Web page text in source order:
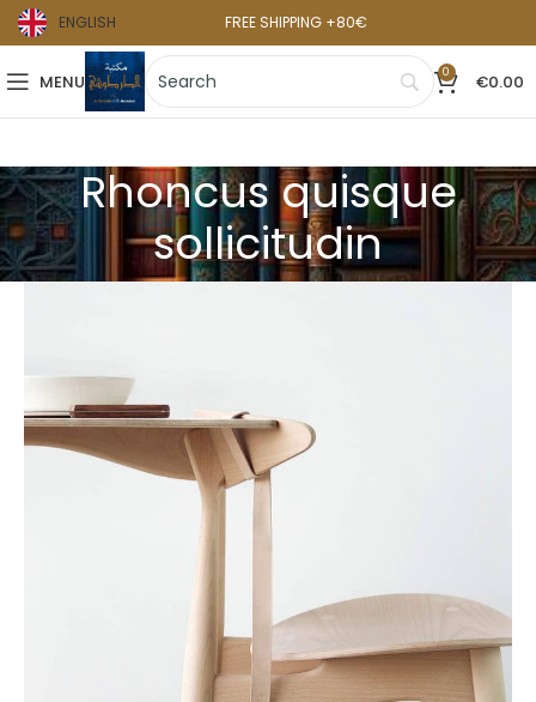
ENGLISH FREE SHIPPING +80€
MENU 0 €0.00
Rhoncus quisque
sollicitudin